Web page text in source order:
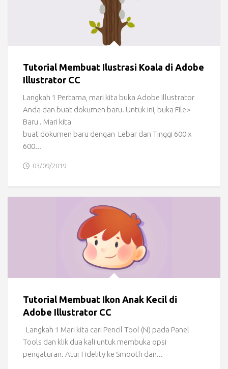
Tutorial Membuat Ilustrasi Koala di Adobe
Illustrator CC
Langkah 1 Pertama, mari kita buka Adobe Illustrator
Anda dan buat dokumen baru. Untuk ini, buka File>
Baru . Mari kita
buat dokumen baru dengan Lebar dan Tinggi 600 x
600...
03/09/2019
Tutorial Membuat Ikon Anak Kecil di
Adobe Illustrator CC
Langkah 1 Mari kita cari Pencil Tool (N) pada Panel
Tools dan klik dua kali untuk membuka opsi
pengaturan. Atur Fidelity ke Smooth dan...